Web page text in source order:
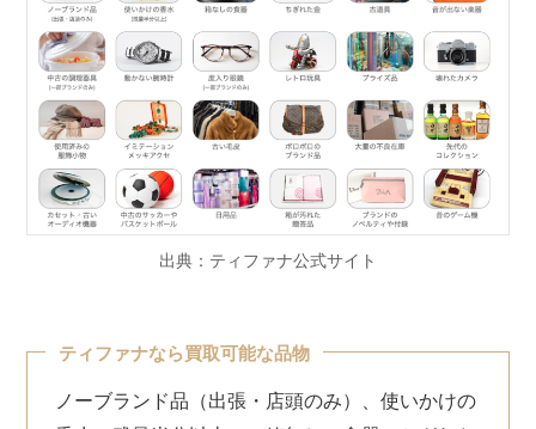
出典：ティファナ公式サイト
ティファナなら買取可能な品物
ノーブランド品（出張・店頭のみ）、使いかけの